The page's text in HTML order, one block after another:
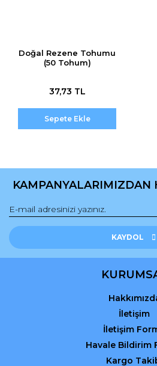
Doğal Rezene Tohumu
(50 Tohum)
37,73 TL
Sepete Ekle
KAMPANYALARIMIZDAN
KAYDOL
İletişim
İletişim
Havale Bildirim
Kargo